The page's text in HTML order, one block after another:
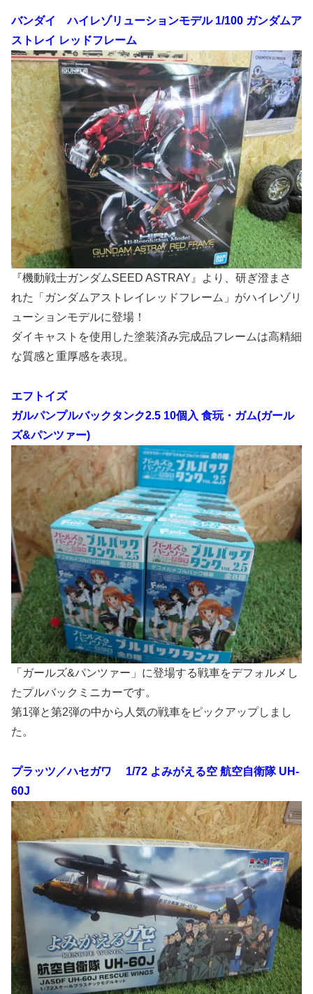
バンダイ ハイレゾリューションモデル 1/100 ガンダムア
ストレイ レッドフレーム
『機動戦士ガンダムSEED ASTRAY』より、研ぎ澄まさ
れた「ガンダムアストレイレッドフレーム」がハイレゾリ
ューションモデルに登場！
ダイキャストを使用した塗装済み完成品フレームは高精細
な質感と重厚感を表現。
エフトイズ
ガルパンプルバックタンク2.5 10個入 食玩・ガム(ガール
ズ&パンツァー)
「ガールズ&パンツァー」に登場する戦車をデフォルメし
たプルバックミニカーです。
第1弾と第2弾の中から人気の戦車をピックアップしまし
た。
プラッツ／ハセガワ 1/72 よみがえる空 航空自衛隊 UH-
60J